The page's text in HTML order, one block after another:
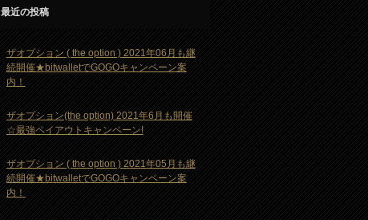
最近の投稿
ザオプション ( the option ) 2021年06月も継
続開催★bitwalletでGOGOキャンペーン案
内！
ザオプション(the option) 2021年6月も開催
☆最強ペイアウトキャンペーン!
ザオプション ( the option ) 2021年05月も継
続開催★bitwalletでGOGOキャンペーン案
内！